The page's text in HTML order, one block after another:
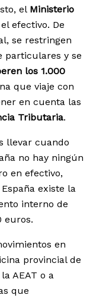
el Ministerio
efectivo. De
se restringen
particulares y se
los 1.000
que viaje con
en cuenta las
Tributaria.
llevar cuando
no hay ningún
en efectivo,
existe la
interno de
euros.
en
provincial de
AEAT o a
que